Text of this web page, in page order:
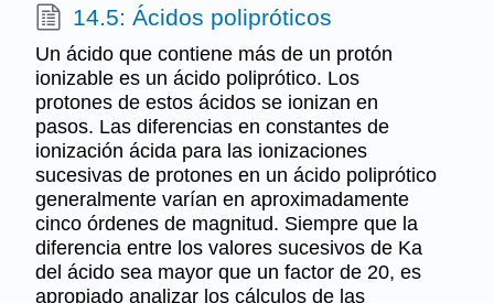
14.5: Ácidos polipróticos
Un ácido que contiene más de un protón
ionizable es un ácido poliprótico. Los
protones de estos ácidos se ionizan en
pasos. Las diferencias en constantes de
ionización ácida para las ionizaciones
sucesivas de protones en un ácido poliprótico
generalmente varían en aproximadamente
cinco órdenes de magnitud. Siempre que la
diferencia entre los valores sucesivos de Ka
del ácido sea mayor que un factor de 20, es
apropiado analizar los cálculos de las